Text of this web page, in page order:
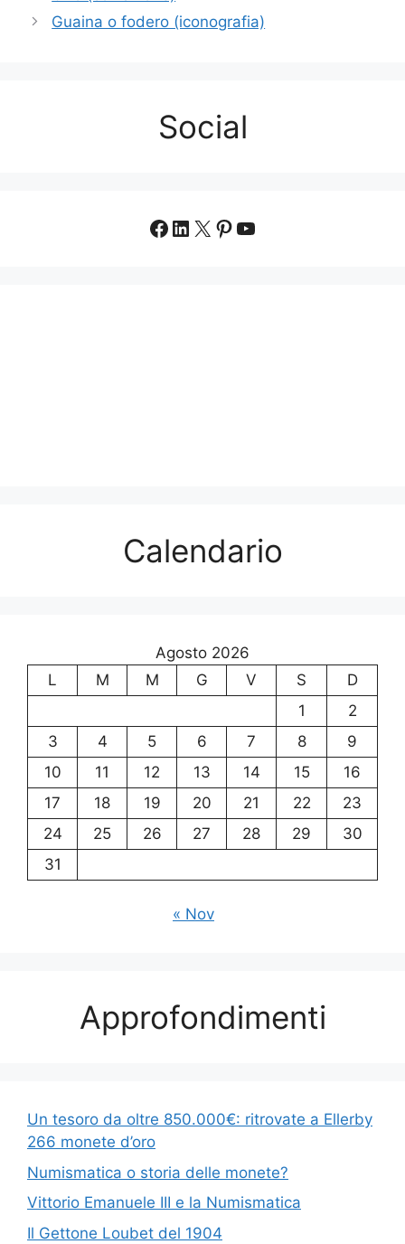
Guaina o fodero (iconografia)
Social
Facebook
LinkedIn
X Pinterest
YouTube
Calendario
Agosto 2026
L
M M G V S
D
1
2
3
4 5 6 7 8
9
10
11 12 13 14 15
16
17
18 19 20 21 22
23
24
25 26 27 28 29
30
31
« Nov
Approfondimenti
Un tesoro da oltre 850.000€: ritrovate a Ellerby
266 monete d’oro
Numismatica o storia delle monete?
Vittorio Emanuele III e la Numismatica
Il Gettone Loubet del 1904